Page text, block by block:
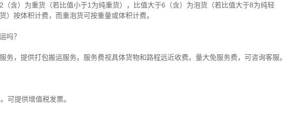
含）为重货（若比值小于1为纯重货），比值大于6（含）为泡货（若比值大于8为纯轻
按体积计费，而重泡货可按重量或体积计费。
吗？
务，提供打包搬运服务。服务费视具体货物和路程远近收费。量大免服务费，可咨询客服。
可提供增值税发票。